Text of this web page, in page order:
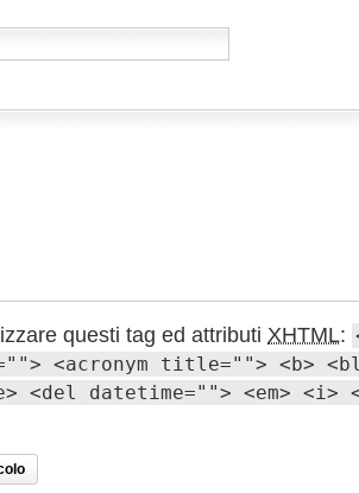
questi tag ed attributi XHTML:
<acronym title=""> <b>
<del datetime=""> <em>